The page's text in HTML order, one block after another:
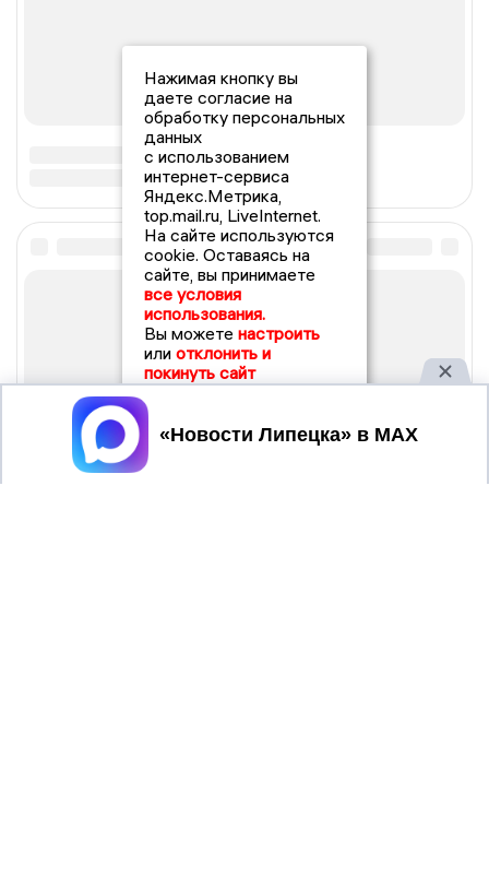
Нажимая кнопку вы
даете согласие на
обработку персональных
данных
с использованием
интернет-сервиса
Яндекс.Метрика,
top.mail.ru, LiveInternet.
На сайте используются
cookie. Оставаясь на
сайте, вы принимаете
все условия
использования.
Вы можете настроить
или отклонить и
покинуть сайт
Принять